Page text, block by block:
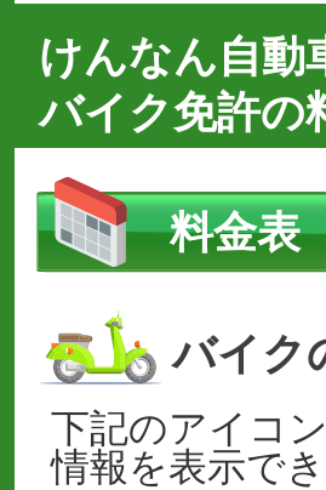
けんなん自動
バイク免許の
料金表
バイク
下記のアイコ
情報を表示でき